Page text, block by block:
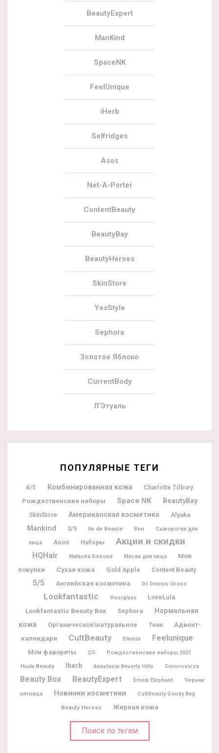
BeautyExpert
ManKind
SpaceNK
FeelUnique
iHerb
Selfridges
Asos
Net-A-Porter
ContentBeauty
BeautyBay
BeautyHeroes
SkinStore
YesStyle
Sephora
Золотое Яблоко
CurrentBody
Л’Этуаль
ПОПУЛЯРНЫЕ ТЕГИ
4/5 Комбинированная кожа Charlotte Tilbury
Рождественские наборы Space NK BeautyBay
SkinStore Американская косметика Alyaka
Mankind 3/5 Ile de Beaute Ren Сыворотка для
лица Asos Наборы Акции и скидки
HQHair Natasha Denona Маска для лица
Мои
покупки
Сухая кожа Gold Apple Content Beauty
5/5 Английская косметика Dr Dennis Gross
Lookfantastic Hourglass LoveLula
Lookfantastic Beauty Box Sephora
Нормальная
кожа
Органическое\натуральное Тени
Адвент-
календари
CultBeauty Elemis Feelunique
Мои фавориты 2/5 Рождественские наборы 2021
Huda Beauty Iherb Anastasia Beverly Hills Omorovicza
Beauty Box BeautyExpert Drunk Elephant Черная
пятница Новинки косметики CultBeauty Goody Bag
Beauty Heroes Жирная кожа
Поиск по тегам